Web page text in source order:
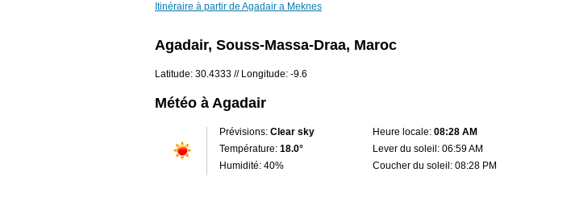
Itinéraire à partir de Agadair a Meknes
Agadair, Souss-Massa-Draa, Maroc
Latitude: 30.4333 // Longitude: -9.6
Météo à Agadair
Prévisions: Clear sky
Température: 18.0°
Humidité: 40%
Heure locale: 08:28 AM
Lever du soleil: 06:59 AM
Coucher du soleil: 08:28 PM